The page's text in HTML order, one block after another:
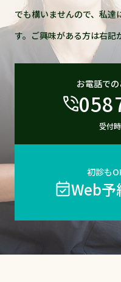
でも構いませんので、私達
す。ご興味がある方は右記
お電話で
受付
初診も
Web予